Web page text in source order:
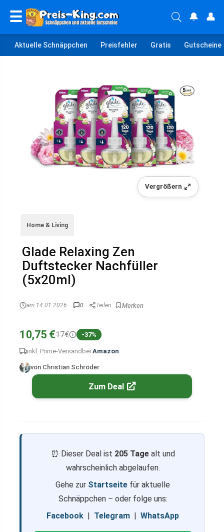
☰ 🔔 👤
Aktuelle Schnäppchen Preisfehler Gratis Gutscheine
Vergrößern
Home & Living
Glade Relaxing Zen
Duftstecker Nachfüller
(5x20ml)
am 14.01.2026 0 Teilen
10,75 €17€ -37%
inkl. Prime-Versand bei Amazon
von Christian Schröder
Zum Deal
⏰ Dieser Deal ist 205 Tagealt und
wahrscheinlich abgelaufen.
Gehe zur Startseite für aktuelle
Schnäppchen – oder folge uns:
Facebook | Telegram | WhatsApp